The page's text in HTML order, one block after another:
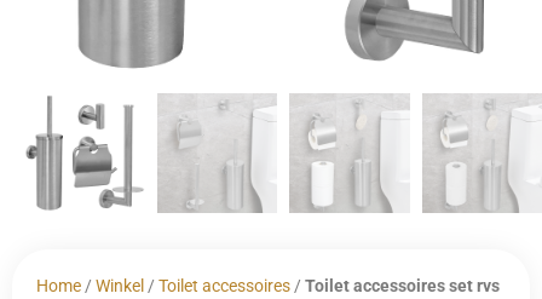
Home / Winkel / Toilet accessoires / Toilet accessoires set rvs